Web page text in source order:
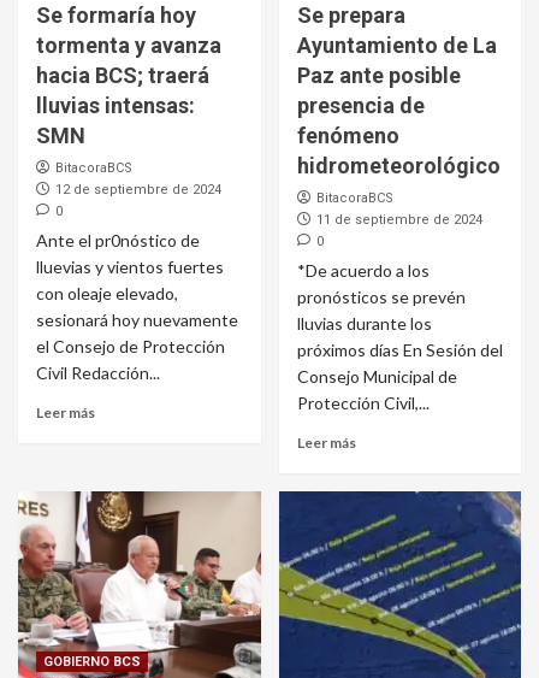
Se formaría hoy
tormenta y avanza
hacia BCS; traerá
lluvias intensas:
SMN
BitacoraBCS
12 de septiembre de 2024
0
Ante el pr0nóstico de
lluevias y vientos fuertes
con oleaje elevado,
sesionará hoy nuevamente
el Consejo de Protección
Civil Redacción...
Leer más
Se prepara
Ayuntamiento de La
Paz ante posible
presencia de
fenómeno
hidrometeorológico
BitacoraBCS
11 de septiembre de 2024
0
*De acuerdo a los
pronósticos se prevén
lluvias durante los
próximos días En Sesión del
Consejo Municipal de
Protección Civil,...
Leer más
GOBIERNO BCS